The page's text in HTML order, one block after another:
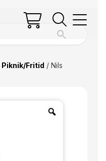
Piknik/Fritid / Nils